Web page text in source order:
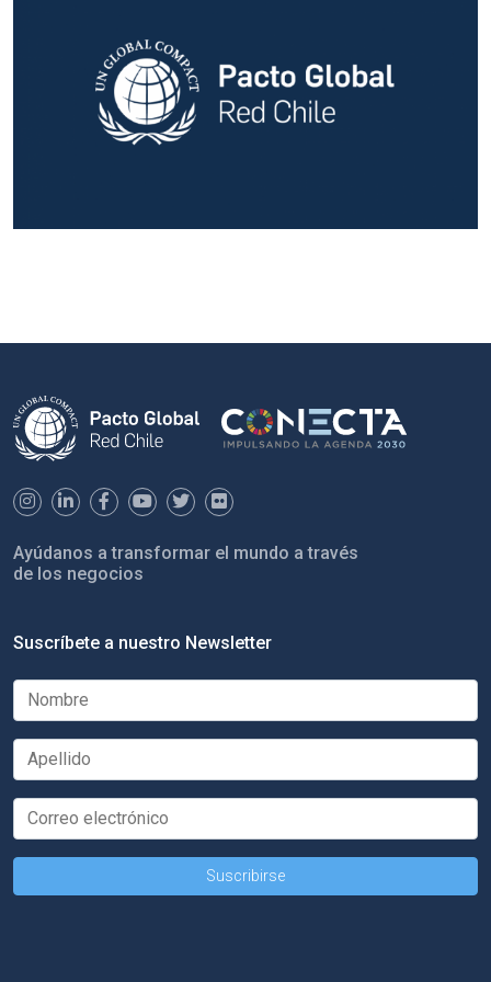
Ayúdanos a transformar el mundo a través
de los negocios
Suscríbete a nuestro Newsletter